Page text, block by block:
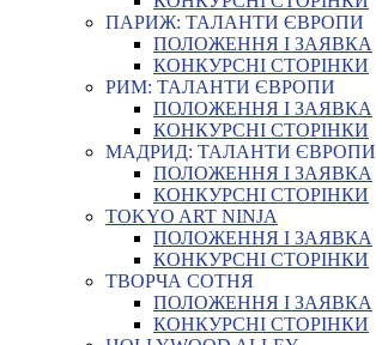
ПАРИЖ: ТАЛАНТИ ЄВРОПИ
ПОЛОЖЕННЯ І ЗАЯВКА
КОНКУРСНІ СТОРІНКИ
РИМ: ТАЛАНТИ ЄВРОПИ
ПОЛОЖЕННЯ І ЗАЯВКА
КОНКУРСНІ СТОРІНКИ
МАДРИД: ТАЛАНТИ ЄВРОПИ
ПОЛОЖЕННЯ І ЗАЯВКА
КОНКУРСНІ СТОРІНКИ
TOKYO ART NINJA
ПОЛОЖЕННЯ І ЗАЯВКА
КОНКУРСНІ СТОРІНКИ
ТВОРЧА СОТНЯ
ПОЛОЖЕННЯ І ЗАЯВКА
КОНКУРСНІ СТОРІНКИ